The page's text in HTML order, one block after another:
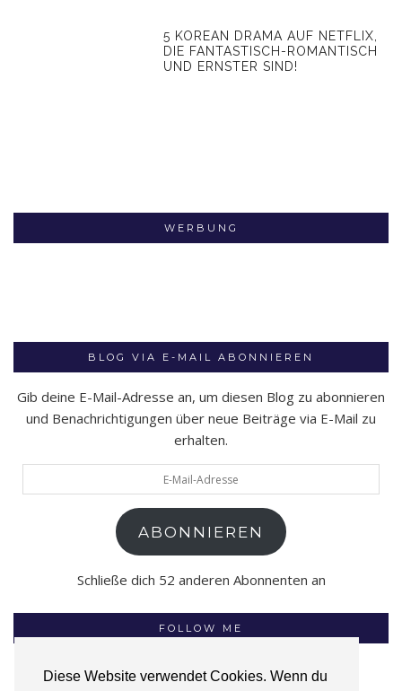
Diese Website verwendet Cookies. Wenn du
5 KOREAN DRAMA AUF NETFLIX,
DIE FANTASTISCH-ROMANTISCH
UND ERNSTER SIND!
WERBUNG
BLOG VIA E-MAIL ABONNIEREN
Gib deine E-Mail-Adresse an, um diesen Blog zu abonnieren
und Benachrichtigungen über neue Beiträge via E-Mail zu
erhalten.
Mail-
ABONNIEREN
Schließe dich 52 anderen Abonnenten an
FOLLOW ME